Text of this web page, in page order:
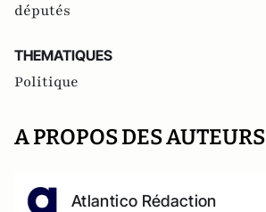
députés
THEMATIQUES
Politique
A PROPOS DES AUTEURS
Atlantico Rédaction